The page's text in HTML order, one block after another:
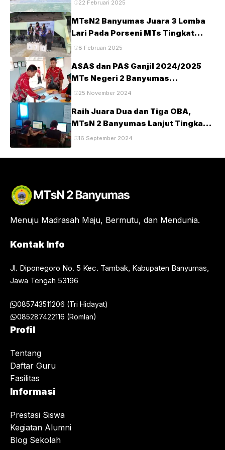
22 Februari 2025
MTsN2 Banyumas Juara 3 Lomba
Lari Pada Porseni MTs Tingkat
Kabupaten Banyumas Tahun 2025
8 Februari 2025
ASAS dan PAS Ganjil 2024/2025
MTs Negeri 2 Banyumas
Berlangsung Tertib dan Lancar
25 November 2024
Raih Juara Dua dan Tiga OBA,
MTsN 2 Banyumas Lanjut Tingkat
Provinsi
16 September 2024
Menuju Madrasah Maju, Bermutu, dan Mendunia.
Kontak Info
Jl. Diponegoro No. 5 Kec. Tambak, Kabupaten Banyumas,
Jawa Tengah 53196
085743511206 (Tri Hidayat)
085287422116 (Romlan)
Profil
Tentang
Daftar Guru
Fasilitas
Informasi
Prestasi Siswa
Kegiatan Alumni
Blog Sekolah